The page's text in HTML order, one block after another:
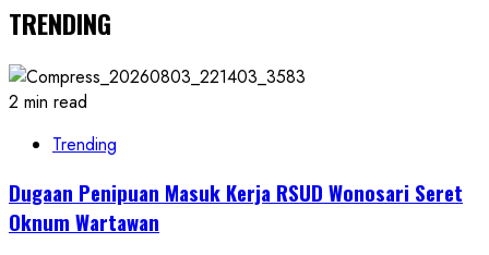
TRENDING
2 min read
Trending
Dugaan Penipuan Masuk Kerja RSUD Wonosari Seret
Oknum Wartawan